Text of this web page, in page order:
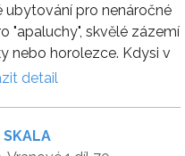
ubytování pro nenáročné
"apaluchy", skvělé zázemí
nebo horolezce. Kdysi v
detail